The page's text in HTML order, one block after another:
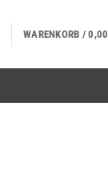
WARENKORB /0,00